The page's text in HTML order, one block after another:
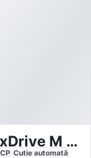
BMW 420d Gran Coupé xDrive M Sport Pro
CP Cutie automată